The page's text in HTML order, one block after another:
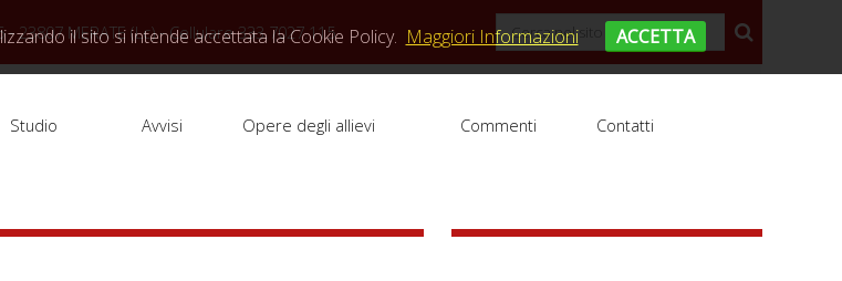
- 23807 MERATE (Lc) - Cellulare 333.7027.115
Studio Avvisi Opere degli allievi Commenti Contatti
il sito si intende accettata la Cookie Policy. Maggiori Informazioni ACCETTA